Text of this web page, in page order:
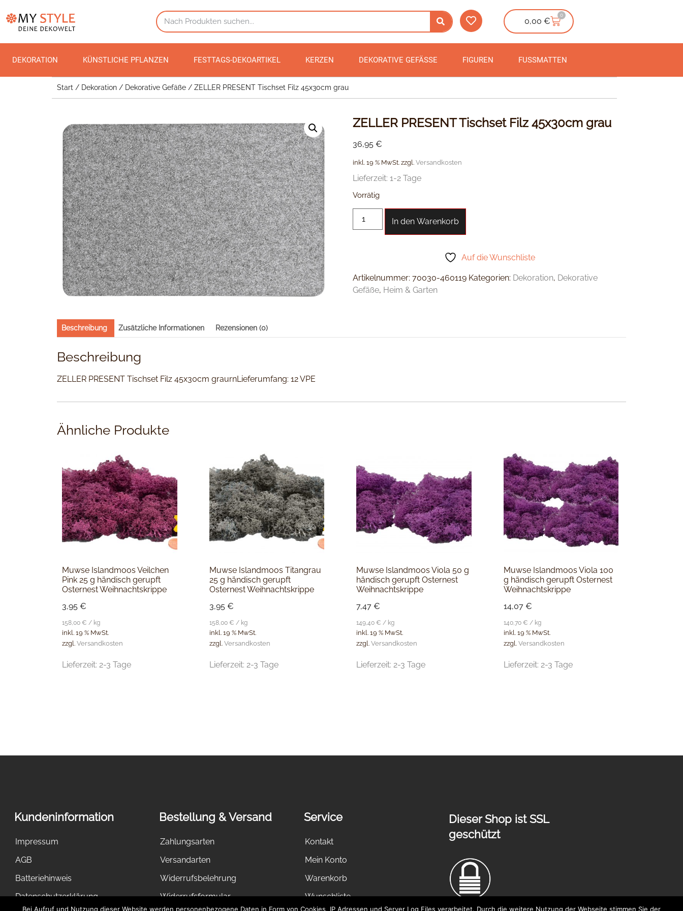
0,00€
0
DEKORATION KÜNSTLICHE PFLANZEN FESTTAGS-DEKOARTIKEL KERZEN DEKORATIVE GEFÄSSE FIGUREN FUSSMATTEN
Start / Dekoration / Dekorative Gefäße / ZELLER PRESENT Tischset Filz 45x30cm grau
ZELLER PRESENT Tischset Filz 45x30cm grau
36,95€
inkl. 19 % MwSt. zzgl.Versandkosten
Lieferzeit:1-2 Tage
Vorrätig
In den Warenkorb
Auf die Wunschliste
Artikelnummer:70030-460119 Kategorien: Dekoration, Dekorative
Gefäße, Heim & Garten
Beschreibung Zusätzliche Informationen Rezensionen (0)
Beschreibung
ZELLER PRESENT Tischset Filz 45x30cm graurnLieferumfang: 12 VPE
Ähnliche Produkte
Muwse Islandmoos Veilchen
Pink 25 g händisch gerupft
Osternest Weihnachtskrippe
3,95 €
158,00 € / kg
inkl. 19 % MwSt.
zzgl. Versandkosten
Lieferzeit: 2-3 Tage
Muwse Islandmoos Titangrau
25 g händisch gerupft
Osternest Weihnachtskrippe
3,95 €
158,00 € / kg
inkl. 19 % MwSt.
zzgl. Versandkosten
Lieferzeit: 2-3 Tage
Muwse Islandmoos Viola 50 g
händisch gerupft Osternest
Weihnachtskrippe
7,47 €
149,40 € / kg
inkl. 19 % MwSt.
zzgl. Versandkosten
Lieferzeit: 2-3 Tage
Muwse Islandmoos Viola 100
g händisch gerupft Osternest
Weihnachtskrippe
14,07 €
140,70 € / kg
inkl. 19 % MwSt.
zzgl. Versandkosten
Lieferzeit: 2-3 Tage
Kundeninformation
Impressum
AGB
Batteriehinweis
Datenschutzerklärung
Bestellung & Versand
Zahlungsarten
Versandarten
Widerrufsbelehrung
Widerrufsformular
Service
Kontakt
Mein Konto
Warenkorb
Wunschliste
Dieser Shop ist SSL
geschützt
Bei Aufruf und Nutzung dieser Website werden personenbezogene Daten in Form von Cookies, IP Adressen und Server Log Files verarbeitet. Durch die weitere Nutzung der Webseite stimmen Sie der